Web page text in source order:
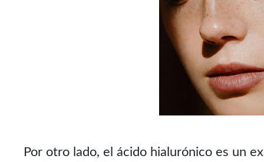
Por otro lado, el ácido hialurónico es un